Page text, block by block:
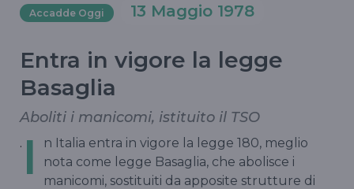
Accadde Oggi 13 Maggio 1978
Entra in vigore la legge
Basaglia
Aboliti i manicomi, istituito il TSO
. I
n Italia entra in vigore la legge 180, meglio
nota come legge Basaglia, che abolisce i
manicomi, sostituiti da apposite strutture di